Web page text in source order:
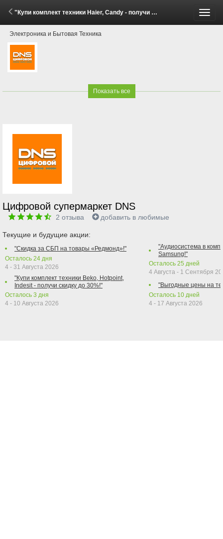
"Купи комплект техники Haier, Candy - получи скидку до 20%!" (27 Мая - 8 Июня 2026)
Электроника и Бытовая Техника
Показать все
Цифровой супермаркет DNS
2 отзыва добавить в любимые
Текущие и будущие акции:
"Скидка за СБП на товары «Редмонд»!"
Осталось 24 дня
4 - 31 Августа 2026
"Купи комплект техники Beko, Hotpoint,
Indesit - получи скидку до 30%!"
Осталось 3 дня
4 - 10 Августа 2026
"Аудиосистема в
Samsung!"
Осталось 25 дней
4 Августа - 1 Сентября
"Выгодные цены на
Осталось 10 дней
4 - 17 Августа 2026